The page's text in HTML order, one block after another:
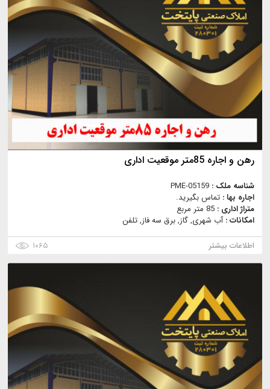
رهن و اجاره 85متر موقعیت اداری
شناسه ملک : PME-05159
اجاره بها : تماس بگیرید.
متراژ اداری : 85 متر مربع
امکانات :آب شهری, گاز, برق سه فاز, تلفن
اطلاعات بیشتر
۱۰۶۵